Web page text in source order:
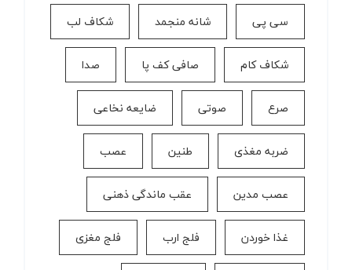
سی پی شانه منجمد شکاف لب
شکاف کام صافی کف پا صدا
صرع صوتی ضایعه نخاعی
ضربه مغذی طنین عصب
عصب مدین عقب ماندگی ذهنی
غذا خوردن فلج ارب فلج مغزی